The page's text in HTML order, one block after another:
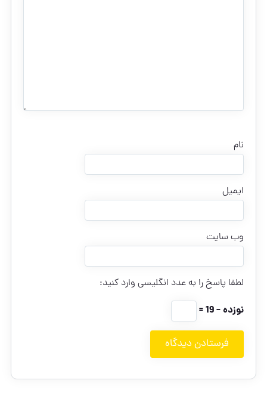
نام
ایمیل
وب‌ سایت
لطفا پاسخ را به عدد انگلیسی وارد کنید:
نوزده − 19 =